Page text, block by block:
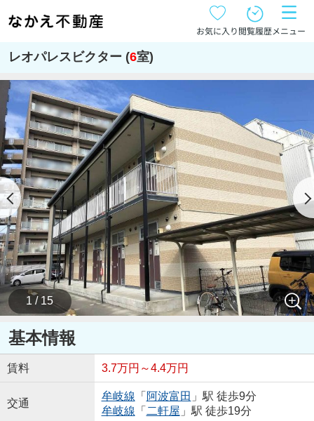
お気に入り閲覧履歴メニュー
レオパレスビクター (6室)
1 / 15
基本情報
賃料 3.7万円～4.4万円
交通
牟岐線 「 阿波富田 」駅 徒歩9分
牟岐線 「 二軒屋 」駅 徒歩19分